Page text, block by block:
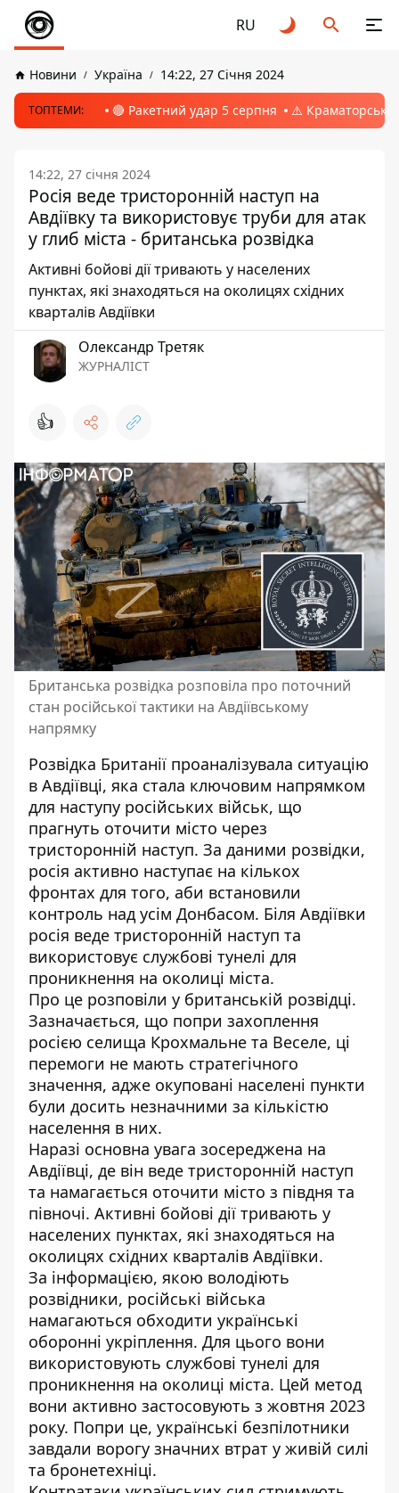
RU
Новини Україна 14:22, 27 Січня 2024
ТОПТЕМИ: 🔴 Ракетний удар 5 серпня ⚠️ Краматорськ,
14:22, 27 січня 2024
Росія веде тристоронній наступ на
Авдіївку та використовує труби для атак
у глиб міста - британська розвідка
Активні бойові дії тривають у населених
пунктах, які знаходяться на околицях східних
кварталів Авдіївки
Олександр Третяк
ЖУРНАЛІСТ
👍
Британська розвідка розповіла про поточний
стан російської тактики на Авдіївському
напрямку
Розвідка Британії проаналізувала ситуацію
в Авдіївці, яка стала ключовим напрямком
для наступу російських військ, що
прагнуть оточити місто через
тристоронній наступ. За даними розвідки,
росія активно наступає на кількох
фронтах для того, аби встановили
контроль над усім Донбасом. Біля Авдіївки
росія веде тристоронній наступ та
використовує службові тунелі для
проникнення на околиці міста.
Про це розповіли у британській розвідці.
Зазначається, що попри захоплення
росією селища Крохмальне та Веселе, ці
перемоги не мають стратегічного
значення, адже окуповані населені пункти
були досить незначними за кількістю
населення в них.
Наразі основна увага зосереджена на
Авдіївці, де він веде тристоронній наступ
та намагається оточити місто з півдня та
півночі. Активні бойові дії тривають у
населених пунктах, які знаходяться на
околицях східних кварталів Авдіївки.
За інформацією, якою володіють
розвідники, російські війська
намагаються обходити українські
оборонні укріплення. Для цього вони
використовують службові тунелі для
проникнення на околиці міста. Цей метод
вони активно застосовують з жовтня 2023
року. Попри це, українські безпілотники
завдали ворогу значних втрат у живій силі
та бронетехніці.